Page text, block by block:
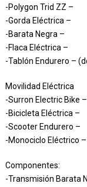
-Polygon Trid ZZ –
-Gorda Eléctrica –
-Barata Negra –
-Flaca Eléctrica –
-Tablón Endurero –
Movilidad Eléctrica
-Surron Electric Bike –
-Bicicleta Eléctrica –
-Scooter Endurero –
-Monociclo Eléctrico –
Componentes:
-Transmisión Barata